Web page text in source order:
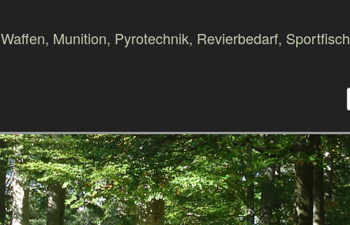
Waffen, Munition, Pyrotechnik, Revierbedarf,